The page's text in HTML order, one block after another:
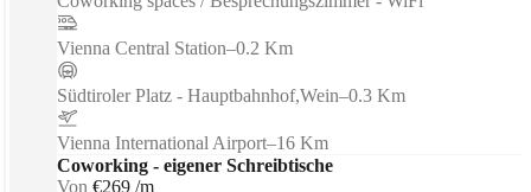
Vienna Central Station–0.2 Km
Südtiroler Platz - Hauptbahnhof,Wein–0.3 Km
Vienna International Airport–16 Km
Coworking - eigener Schreibtische
Von €269 /m